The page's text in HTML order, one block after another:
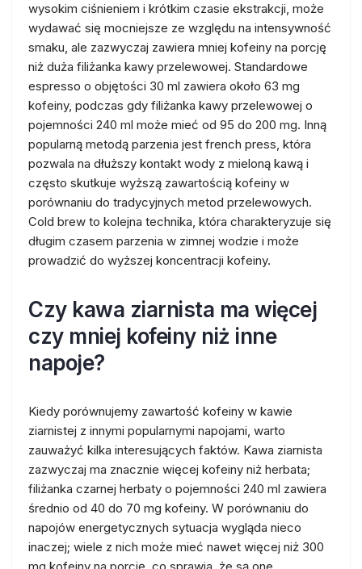
wysokim ciśnieniem i krótkim czasie ekstrakcji, może
wydawać się mocniejsze ze względu na intensywność
smaku, ale zazwyczaj zawiera mniej kofeiny na porcję
niż duża filiżanka kawy przelewowej. Standardowe
espresso o objętości 30 ml zawiera około 63 mg
kofeiny, podczas gdy filiżanka kawy przelewowej o
pojemności 240 ml może mieć od 95 do 200 mg. Inną
popularną metodą parzenia jest french press, która
pozwala na dłuższy kontakt wody z mieloną kawą i
często skutkuje wyższą zawartością kofeiny w
porównaniu do tradycyjnych metod przelewowych.
Cold brew to kolejna technika, która charakteryzuje się
długim czasem parzenia w zimnej wodzie i może
prowadzić do wyższej koncentracji kofeiny.
Czy kawa ziarnista ma więcej
czy mniej kofeiny niż inne
napoje?
Kiedy porównujemy zawartość kofeiny w kawie
ziarnistej z innymi popularnymi napojami, warto
zauważyć kilka interesujących faktów. Kawa ziarnista
zazwyczaj ma znacznie więcej kofeiny niż herbata;
filiżanka czarnej herbaty o pojemności 240 ml zawiera
średnio od 40 do 70 mg kofeiny. W porównaniu do
napojów energetycznych sytuacja wygląda nieco
inaczej; wiele z nich może mieć nawet więcej niż 300